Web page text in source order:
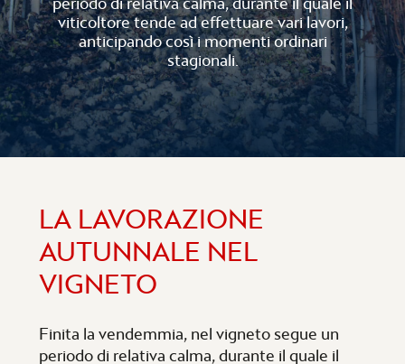
viticoltore tende ad effettuare vari lavori,
anticipando così i momenti ordinari
stagionali.
LA LAVORAZIONE
AUTUNNALE NEL
VIGNETO
Finita la vendemmia, nel vigneto segue un
periodo di relativa calma, durante il quale il